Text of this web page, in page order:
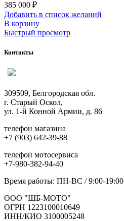
385 000 ₽
Добавить в список желаний
В корзину
Быстрый просмотр
Контакты
309509, Белгородская обл.
г. Старый Оскол,
ул. 1-й Конной Армии, д. 86
телефон магазина
+7 (903) 642-39-88
телефон мотосервиса
+7-980-382-94-40
Время работы: ПН-ВС / 9:00-19:00
ООО "ШБ-МОТО"
ОГРН 1223100010649
ИНН/КИО 3100005248